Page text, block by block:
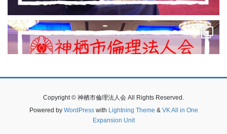
Copyright © 神栖市倫理法人会 All Rights Reserved.
Powered by WordPresswith Lightning Theme & VK All in One
Expansion Unit